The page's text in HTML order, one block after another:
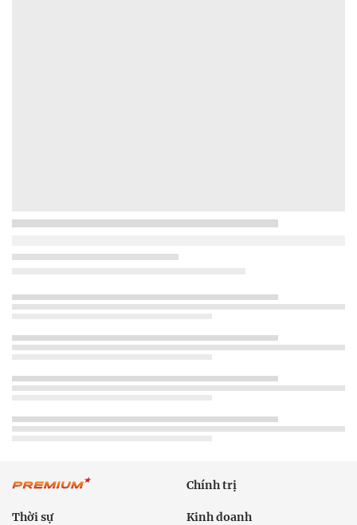
Chính trị
Thời sự Kinh doanh